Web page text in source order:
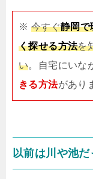
※ 今すぐ静岡で
く探せる方法を
い。自宅にいな
きる方法があり
以前は川や池